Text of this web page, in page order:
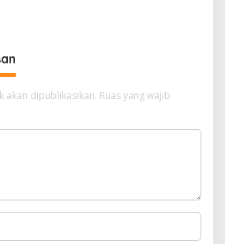
akan dipublikasikan. Ruas yang wajib